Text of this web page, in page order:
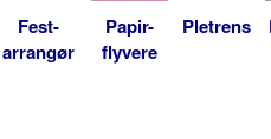
Fest-
arrangør
Papir-
flyvere
Pletrens